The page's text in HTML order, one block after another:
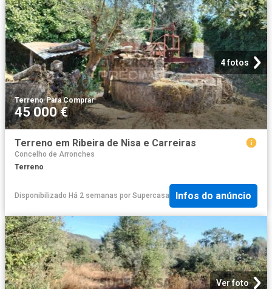
4 fotos
Terreno·Para Comprar
45 000 €
Terreno em Ribeira de Nisa e Carreiras
Concelho de Arronches
Terreno
Disponibilizado Há 2 semanas por Supercasa Infos do anúncio
Ver foto